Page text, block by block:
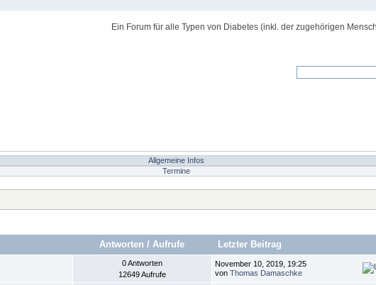
Ein Forum für alle Typen von Diabetes (inkl. der zugehörigen
Allgemeine Infos
Termine
Antworten / Aufrufe Letzter Beitrag
0 Antworten
12649 Aufrufe
November 10, 2019, 19:25
von Thomas Damaschke